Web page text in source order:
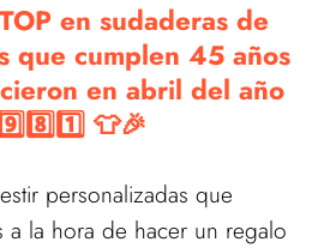
en sudaderas de
que cumplen 45 años
en abril del año
👕🎉
personalizadas que
a la hora de hacer un regalo